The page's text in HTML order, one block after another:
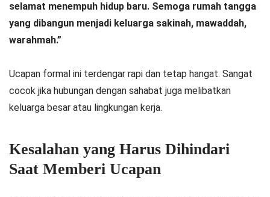
selamat menempuh hidup baru. Semoga rumah tangga
yang dibangun menjadi keluarga sakinah, mawaddah,
warahmah.”
Ucapan formal ini terdengar rapi dan tetap hangat. Sangat
cocok jika hubungan dengan sahabat juga melibatkan
keluarga besar atau lingkungan kerja.
Kesalahan yang Harus Dihindari
Saat Memberi Ucapan